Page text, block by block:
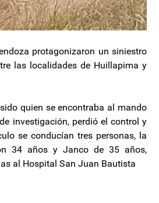
protagonizaron un siniestro
las localidades de Huillapima y
quien se encontraba al mando
investigación, perdió el control y
se conducían tres personas, la
34 años y Janco de 35 años,
al Hospital San Juan Bautista
de tabaco para la Campaña 2023-